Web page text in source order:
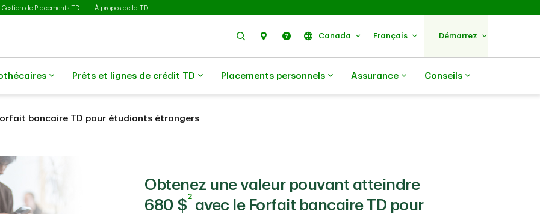
Gestion de Placements TD À propos de la TD
RechercherNous trouver
Aide Canada Français Démarrez
Prêts et lignes de crédit TD Placements personnels Assurance Conseils
bancaire TD pour étudiants étrangers
Obtenez une valeur pouvant atteindre
680 $
2
avec le Forfait bancaire TD pour